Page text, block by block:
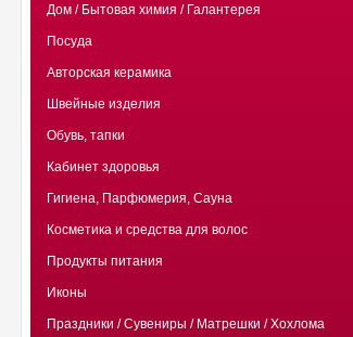
Дом / Бытовая химия / Галантерея
Посуда
Авторская керамика
Швейные изделия
Обувь, тапки
Кабинет здоровья
Гигиена, Парфюмерия, Сауна
Косметика и средства для волос
Продукты питания
Иконы
Праздники / Сувениры / Матрешки / Хохлома